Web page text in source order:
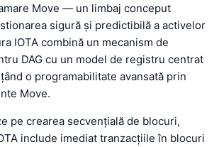
Move — un limbaj conceput
sigură și predictibilă a activelor
IOTA combină un mecanism de
DAG cu un model de registru centrat
o programabilitate avansată prin
Move.
pe crearea secvențială de blocuri,
include imediat tranzacțiile în blocuri